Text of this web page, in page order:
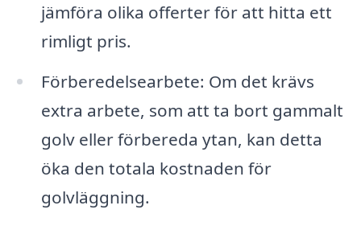
jämföra olika offerter för att hitta ett
rimligt pris.
Förberedelsearbete: Om det krävs
extra arbete, som att ta bort gammalt
golv eller förbereda ytan, kan detta
öka den totala kostnaden för
golvläggning.